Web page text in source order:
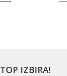
TOP IZBIRA!